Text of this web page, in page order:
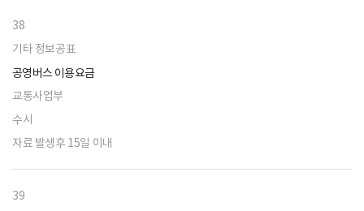
38
기타 정보공표
공영버스 이용요금
교통사업부
수시
자료 발생후 15일 이내
39